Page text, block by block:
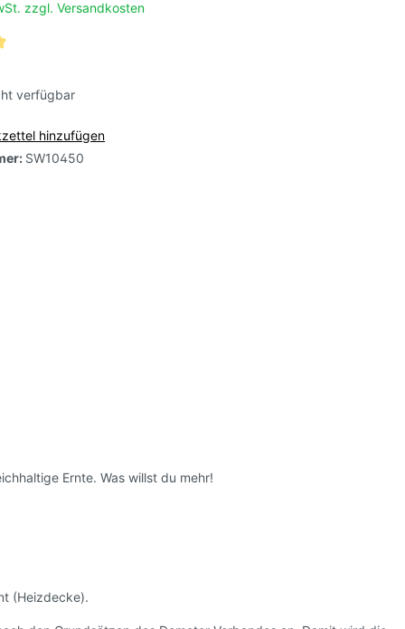
zzgl. Versandkosten
verfügbar
hinzufügen
SW10450
Ernte. Was willst du mehr!
(Heizdecke).